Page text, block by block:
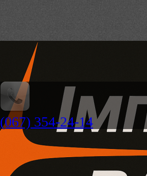
(067) 354-24-14